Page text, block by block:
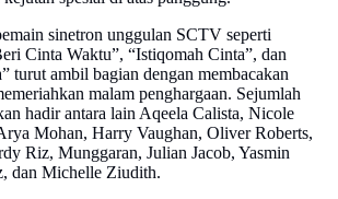
sinetron unggulan SCTV seperti
Cinta Waktu”, “Istiqomah Cinta”, dan
turut ambil bagian dengan membacakan
malam penghargaan. Sejumlah
hadir antara lain Aqeela Calista, Nicole
Mohan, Harry Vaughan, Oliver Roberts,
Riz, Munggaran, Julian Jacob, Yasmin
dan Michelle Ziudith.